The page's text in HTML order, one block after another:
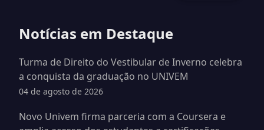
Notícias em Destaque
Turma de Direito do Vestibular de Inverno celebra
a conquista da graduação no UNIVEM
04 de agosto de 2026
Novo Univem firma parceria com a Coursera e